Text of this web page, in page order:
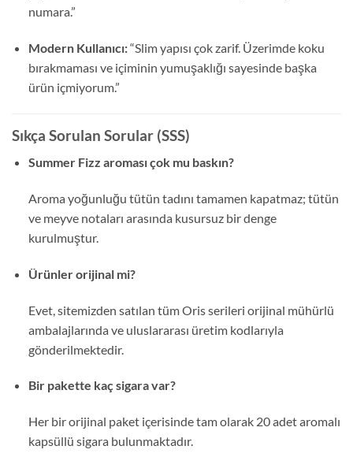
numara.”
Modern Kullanıcı:“Slim yapısı çok zarif. Üzerimde koku
bırakmaması ve içiminin yumuşaklığı sayesinde başka
ürün içmiyorum.”
Sıkça Sorulan Sorular (SSS)
Summer Fizz aroması çok mu baskın?
Aroma yoğunluğu tütün tadını tamamen kapatmaz; tütün
ve meyve notaları arasında kusursuz bir denge
kurulmuştur.
Ürünler orijinal mi?
Evet, sitemizden satılan tüm Oris serileri orijinal mühürlü
ambalajlarında ve uluslararası üretim kodlarıyla
gönderilmektedir.
Bir pakette kaç sigara var?
Her bir orijinal paket içerisinde tam olarak 20 adet aromalı
kapsüllü sigara bulunmaktadır.